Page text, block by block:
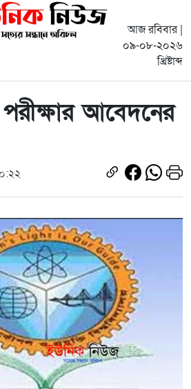
আজ রবিবার |
০৯-০৮-২০২৬
খ্রিষ্টাব্দ
আবেদনের